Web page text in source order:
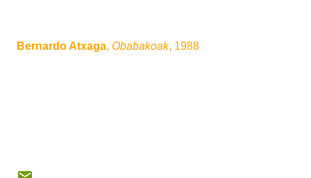
Bernardo Atxaga, Obabakoak, 1988